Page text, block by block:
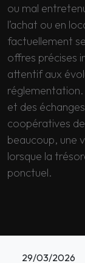
ou mal
l’achat ou en
factuellement
offres précises
attentif aux
réglementation.
et des
coopératives
beaucoup, une
lorsque la
ponctuel.
29/03/2026